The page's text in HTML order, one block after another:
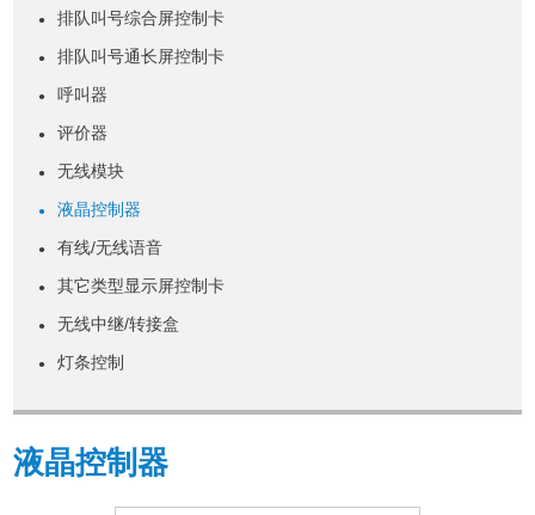
● 排队叫号综合屏控制卡
● 排队叫号通长屏控制卡
● 呼叫器
● 评价器
● 无线模块
● 液晶控制器
● 有线/无线语音
● 其它类型显示屏控制卡
● 无线中继/转接盒
● 灯条控制
液晶控制器